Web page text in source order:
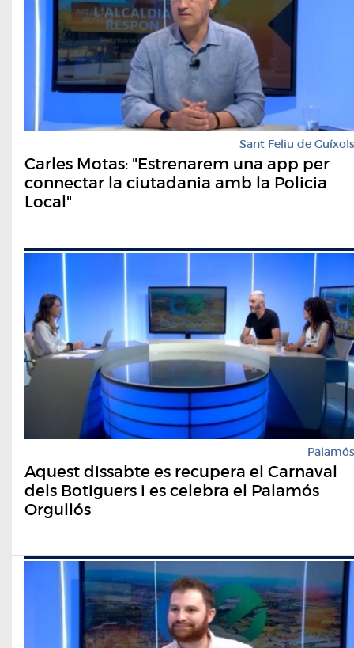
Sant Feliu de Guíxols
Carles Motas: "Estrenarem una app per
connectar la ciutadania amb la Policia
Local"
Palamós
Aquest dissabte es recupera el Carnaval
dels Botiguers i es celebra el Palamós
Orgullós